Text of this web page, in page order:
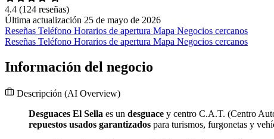
4.4 (124 reseñas)
Última actualización 25 de mayo de 2026
Reseñas Teléfono Horarios de apertura Mapa Negocios cercanos
Reseñas Teléfono Horarios de apertura Mapa Negocios cercanos
Información del negocio
Descripción (AI Overview)
Desguaces El Sella es un desguace y centro C.A.T. (Centro
repuestos usados garantizados para turismos, furgonetas y